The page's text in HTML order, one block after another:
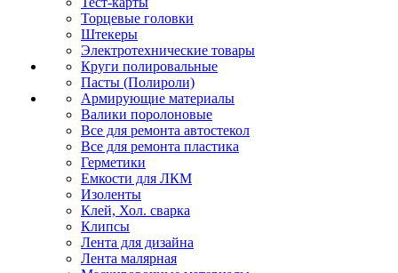
Торцевые головки
Штекеры
Электротехнические товары
Круги полировальные
Пасты (Полироли)
Армирующие материалы
Валики поролоновые
Все для ремонта автостекол
Все для ремонта пластика
Герметики
Емкости для ЛКМ
Изоленты
Клей, Хол. сварка
Клипсы
Лента для дизайна
Лента малярная